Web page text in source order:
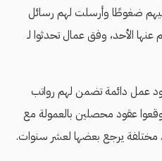
ضغوطًا وأرسلت لهم رسائل
عنها الأحد، وفق عمال تحدثوا لـ
عمل دائمة تضمن لهم رواتب
عقود محصلين بالعمولة مع
مختلفة يرجع بعضها لعشر سنوات.